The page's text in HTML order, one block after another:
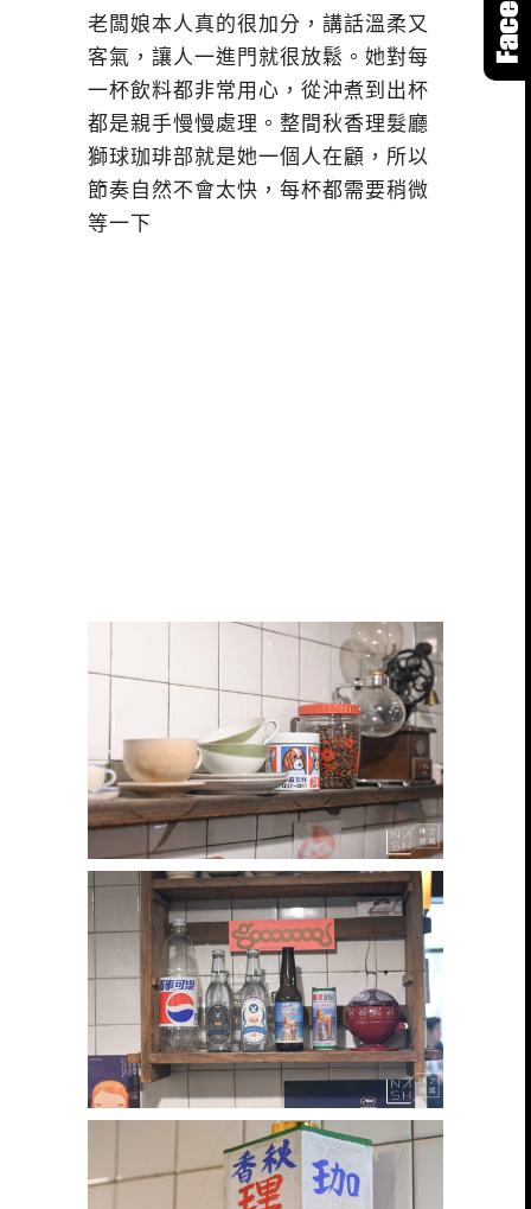
老闆娘本人真的很加分，講話溫柔又
客氣，讓人一進門就很放鬆。她對每
一杯飲料都非常用心，從沖煮到出杯
都是親手慢慢處理。整間秋香理髮廳
獅球珈琲部就是她一個人在顧，所以
節奏自然不會太快，每杯都需要稍微
等一下